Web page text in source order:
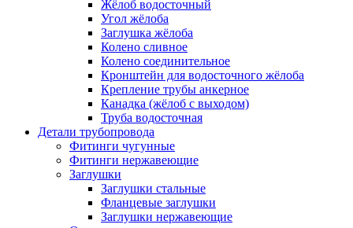
Жёлоб водосточный
Угол жёлоба
Заглушка жёлоба
Колено сливное
Колено соединительное
Кронштейн для водосточного жёлоба
Крепление трубы анкерное
Канадка (жёлоб с выходом)
Труба водосточная
Детали трубопровода
Фитинги чугунные
Фитинги нержавеющие
Заглушки
Заглушки стальные
Фланцевые заглушки
Заглушки нержавеющие